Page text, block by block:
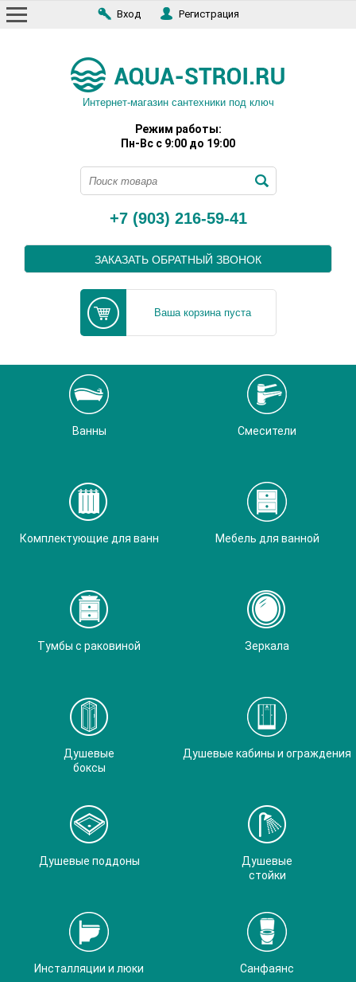
Вход Регистрация
Интернет-магазин сантехники под ключ
Режим работы:
Пн-Вс с 9:00 до 19:00
+7 (903) 216-59-41
ЗАКАЗАТЬ ОБРАТНЫЙ ЗВОНОК
Ваша корзина пуста
Ванны Смесители
Комплектующие для ванн Мебель для ванной
Тумбы с раковиной Зеркала
Душевые
боксы
Душевые кабины и ограждения
Душевые поддоны
Душевые
стойки
Инсталляции и люки Санфаянс